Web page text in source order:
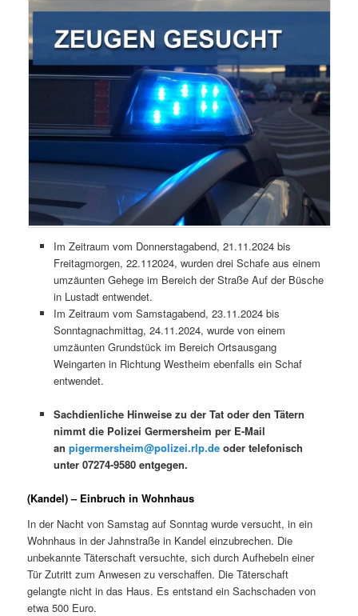
Im Zeitraum vom Donnerstagabend, 21.11.2024 bis
Freitagmorgen, 22.112024, wurden drei Schafe aus einem
umzäunten Gehege im Bereich der Straße Auf der Büsche
in Lustadt entwendet.
Im Zeitraum vom Samstagabend, 23.11.2024 bis
Sonntagnachmittag, 24.11.2024, wurde von einem
umzäunten Grundstück im Bereich Ortsausgang
Weingarten in Richtung Westheim ebenfalls ein Schaf
entwendet.
Sachdienliche Hinweise zu der Tat oder den Tätern
nimmt die Polizei Germersheim per E-Mail
an pigermersheim@polizei.rlp.deoder telefonisch
unter 07274-9580 entgegen.
(Kandel) – Einbruch in Wohnhaus
In der Nacht von Samstag auf Sonntag wurde versucht, in ein
Wohnhaus in der Jahnstraße in Kandel einzubrechen. Die
unbekannte Täterschaft versuchte, sich durch Aufhebeln einer
Tür Zutritt zum Anwesen zu verschaffen. Die Täterschaft
gelangte nicht in das Haus. Es entstand ein Sachschaden von
etwa 500 Euro.